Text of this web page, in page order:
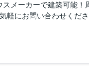
メーカーで建築可能
軽にお問い合わせくださ